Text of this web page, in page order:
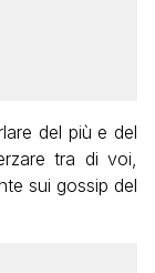
del più e del
tra di voi,
sui gossip del